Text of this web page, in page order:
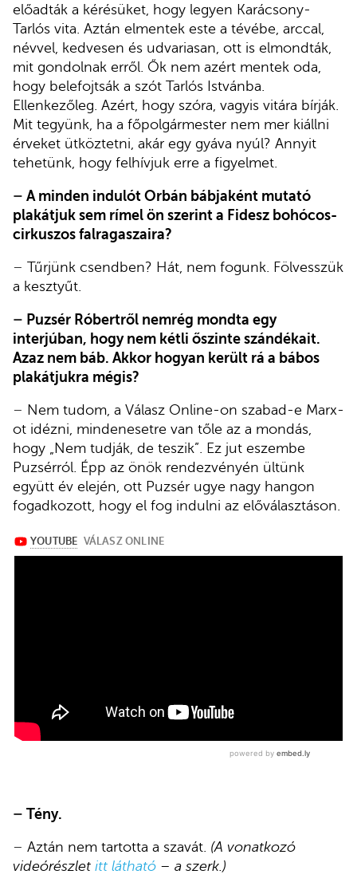
előadták a kérésüket, hogy legyen Karácsony-
Tarlós vita. Aztán elmentek este a tévébe, arccal,
névvel, kedvesen és udvariasan, ott is elmondták,
mit gondolnak erről. Ők nem azért mentek oda,
hogy belefojtsák a szót Tarlós Istvánba.
Ellenkezőleg. Azért, hogy szóra, vagyis vitára bírják.
Mit tegyünk, ha a főpolgármester nem mer kiállni
érveket ütköztetni, akár egy gyáva nyúl? Annyit
tehetünk, hogy felhívjuk erre a figyelmet.
– A minden indulót Orbán bábjaként mutató
plakátjuk sem rímel ön szerint a Fidesz bohócos-
cirkuszos falragaszaira?
– Tűrjünk csendben? Hát, nem fogunk. Fölvesszük
a kesztyűt.
– Puzsér Róbertről nemrég mondta egy
interjúban, hogy nem kétli őszinte szándékait.
Azaz nem báb. Akkor hogyan került rá a bábos
plakátjukra mégis?
– Nem tudom, a Válasz Online-on szabad-e Marx-
ot idézni, mindenesetre van tőle az a mondás,
hogy „Nem tudják, de teszik”. Ez jut eszembe
Puzsérról. Épp az önök rendezvényén ültünk
együtt év elején, ott Puzsér ugye nagy hangon
fogadkozott, hogy el fog indulni az előválasztáson.
– Tény.
– Aztán nem tartotta a szavát. (A vonatkozó
videórészlet itt látható – a szerk.)